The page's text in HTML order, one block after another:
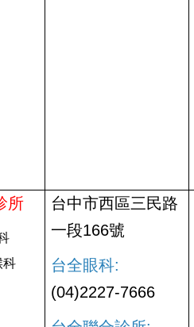
所
科
台中市西區三民路
一段166號
台全眼科:
(04)2227-7666